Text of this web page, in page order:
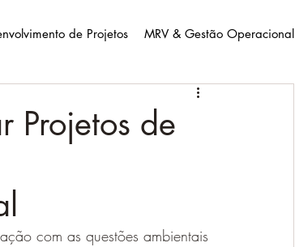
de Projetos MRV & Gestão Operacional
Projetos de
com as questões ambientais